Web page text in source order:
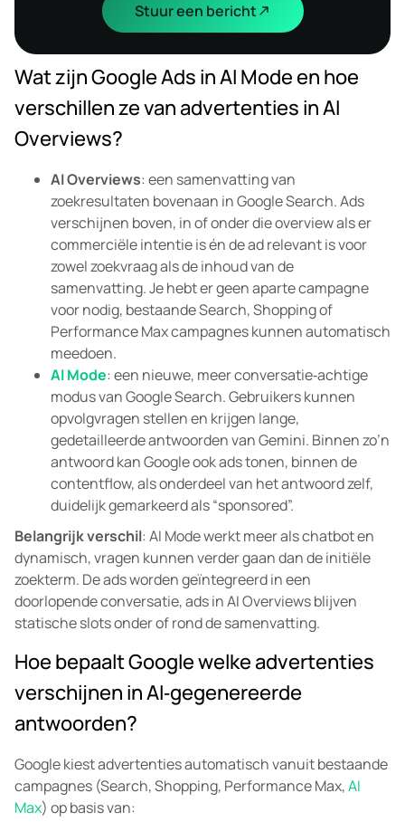
Stuur een bericht
Wat zijn Google Ads in AI Mode en hoe
verschillen ze van advertenties in AI
Overviews?
AI Overviews: een samenvatting van
zoekresultaten bovenaan in Google Search. Ads
verschijnen boven, in of onder die overview als er
commerciële intentie is én de ad relevant is voor
zowel zoekvraag als de inhoud van de
samenvatting. Je hebt er geen aparte campagne
voor nodig, bestaande Search, Shopping of
Performance Max campagnes kunnen automatisch
meedoen.
AI Mode: een nieuwe, meer conversatie‑achtige
modus van Google Search. Gebruikers kunnen
opvolgvragen stellen en krijgen lange,
gedetailleerde antwoorden van Gemini. Binnen zo’n
antwoord kan Google ook ads tonen, binnen de
contentflow, als onderdeel van het antwoord zelf,
duidelijk gemarkeerd als “sponsored”.
Belangrijk verschil: AI Mode werkt meer als chatbot en
dynamisch, vragen kunnen verder gaan dan de initiële
zoekterm. De ads worden geïntegreerd in een
doorlopende conversatie, ads in AI Overviews blijven
statische slots onder of rond de samenvatting.
Hoe bepaalt Google welke advertenties
verschijnen in AI‑gegenereerde
antwoorden?
Google kiest advertenties automatisch vanuit bestaande
campagnes (Search, Shopping, Performance Max,AI
Max) op basis van: